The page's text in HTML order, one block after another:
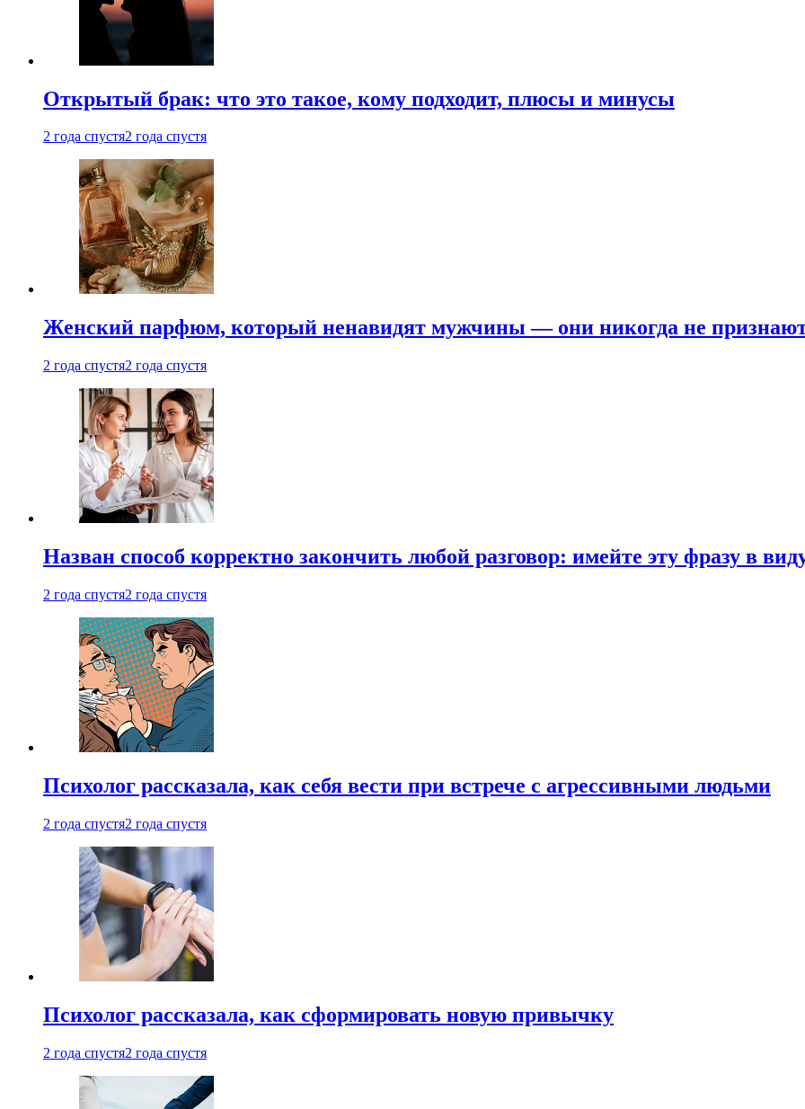
Открытый брак: что это такое, кому подходит, плюсы и минусы
2 года спустя2 года спустя
Женский парфюм, который ненавидят мужчины — они никогда не
2 года спустя2 года спустя
Назван способ корректно закончить любой разговор: имейте эту фразу в
2 года спустя2 года спустя
Психолог рассказала, как себя вести при встрече с агрессивными людьми
2 года спустя2 года спустя
Психолог рассказала, как сформировать новую привычку
2 года спустя2 года спустя